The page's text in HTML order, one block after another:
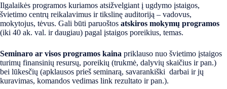
Ilgalaikės programos kuriamos atsižvelgiant į ugdymo įstaigos,
švietimo centrų reikalavimus ir tikslinę auditoriją – vadovus,
mokytojus, tėvus. Gali būti paruoštos atskiros mokymų programos
(iki 40 ak. val. ir daugiau) pagal įstaigos poreikius, temas.
Seminaro ar visos programos kaina priklauso nuo švietimo įstaigos
turimų finansinių resursų, poreikių (trukmė, dalyvių skaičius ir pan.)
bei lūkesčių (apklausos prieš seminarą, savarankiški darbai ir jų
kuravimas, komandos vedimas link rezultato ir pan.).